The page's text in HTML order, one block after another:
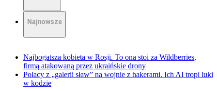
Najnowsze
Najbogatsza kobieta w Rosji. To ona stoi za Wildberries,
firmą atakowaną przez ukraińskie drony
Polacy z „galerii sław” na wojnie z hakerami. Ich AI tropi luki
w kodzie